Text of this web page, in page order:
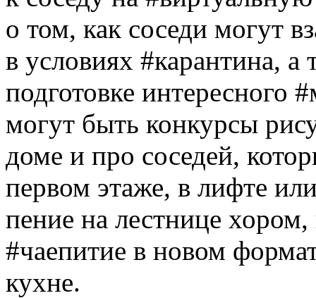
о том, как соседи могут
в условиях #карантина,
подготовке интересного
могут быть конкурсы
доме и про соседей,
первом этаже, в лифте
пение на лестнице
#чаепитие в новом
кухне.